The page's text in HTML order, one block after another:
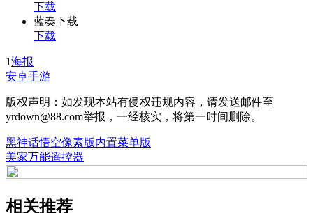
下载
蓝奏下载
下载
1海报
安卓手游
版权声明：如发现本站有侵权违规内容，请发送邮件至
yrdown@88.com举报，一经核实，将第一时间删除。
黑神话悟空像素版内置菜单版
美家万能遥控器
相关推荐